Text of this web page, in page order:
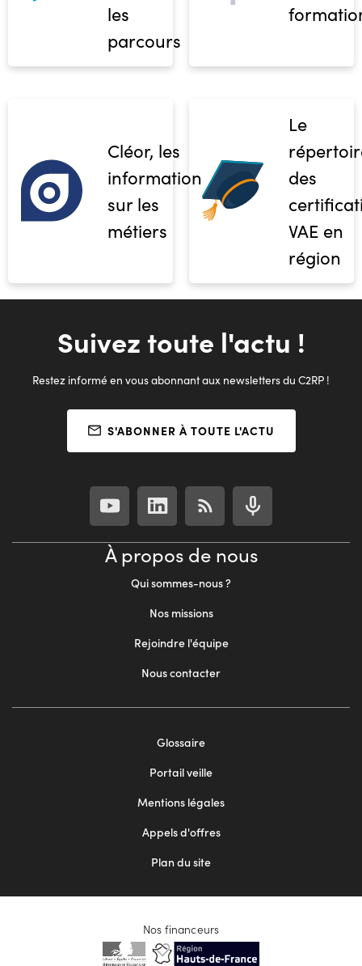
les
parcours
Cléor, les
informations
sur les
métiers
Le
des
VAE en
région
Suivez toute l'actu !
Restez informé en vous abonnant aux newsletters du C2RP !
S'ABONNER À TOUTE L'ACTU
À propos de nous
Qui sommes-nous ?
Nos missions
Rejoindre l'équipe
Nous contacter
Glossaire
Portail veille
Mentions légales
Appels d'offres
Plan du site
Nos financeurs